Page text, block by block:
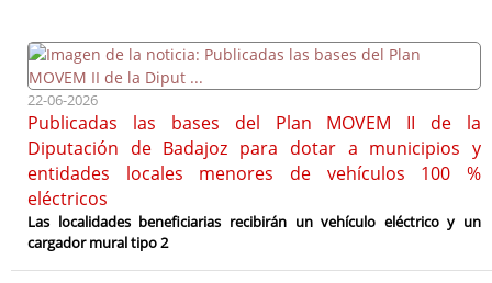
22-06-2026
Publicadas las bases del Plan MOVEM II de la
Diputación de Badajoz para dotar a municipios y
entidades locales menores de vehículos 100 %
eléctricos
Las localidades beneficiarias recibirán un vehículo eléctrico y un
cargador mural tipo 2